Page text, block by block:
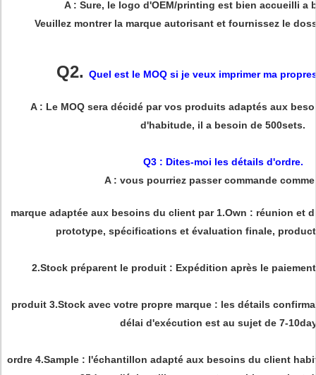
A : Sure, le logo d'OEM/printing est bien accueilli a
Veuillez montrer la marque autorisant et fournissez le
Q2. Quel est le MOQ si je veux imprimer ma
A : Le MOQ sera décidé par vos produits adaptés aux
d'habitude, il a besoin de 500sets.
Q3 : Dites-moi les détails d'ordre.
A : vous pourriez passer commande
marque adaptée aux besoins du client par 1.Own : réunion et
prototype, spécifications et évaluation finale,
2.Stock préparent le produit : Expédition après le
produit 3.Stock avec votre propre marque : les détails
délai d'exécution est au sujet de 7-
ordre 4.Sample : l'échantillon adapté aux besoins du client